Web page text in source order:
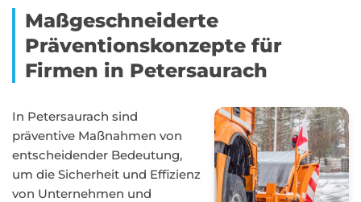
Maßgeschneiderte
Präventionskonzepte für
Firmen in Petersaurach
In Petersaurach sind
präventive Maßnahmen von
entscheidender Bedeutung,
um die Sicherheit und Effizienz
von Unternehmen und